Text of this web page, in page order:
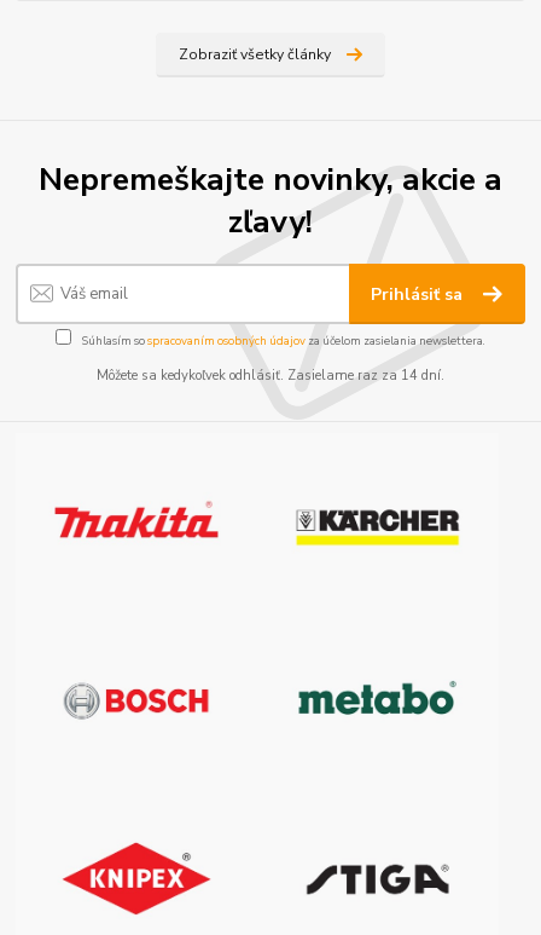
Zobraziť všetky články
Nepremeškajte novinky, akcie a
zľavy!
Prihlásiť sa
Súhlasím sospracovaním osobných údajov za účelom zasielania newslettera.
Môžete sa kedykoľvek odhlásiť. Zasielame raz za 14 dní.